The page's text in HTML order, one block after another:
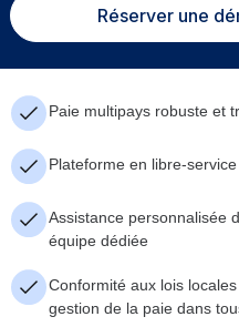
Réserver une
Paie multipays robuste et
Plateforme en libre-
Assistance personnalisée
équipe dédiée
Conformité aux lois
gestion de la paie dans